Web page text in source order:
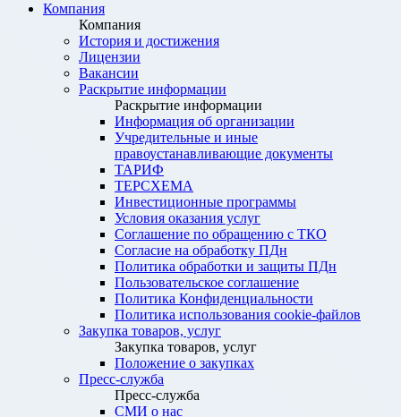
Компания
Компания
История и достижения
Лицензии
Вакансии
Раскрытие информации
Раскрытие информации
Информация об организации
Учредительные и иные
правоустанавливающие документы
ТАРИФ
ТЕРСХЕМА
Инвестиционные программы
Условия оказания услуг
Соглашение по обращению с ТКО
Согласие на обработку ПДн
Политика обработки и защиты ПДн
Пользовательское соглашение
Политика Конфиденциальности
Политика использования cookie-файлов
Закупка товаров, услуг
Закупка товаров, услуг
Положение о закупках
Пресс-служба
Пресс-служба
СМИ о нас